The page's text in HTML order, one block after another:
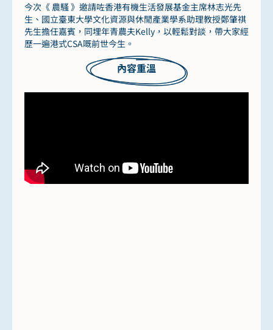
今次《 農騷 》邀請咗香港有機生活發展基金主席林志光先
生、國立臺東大學文化資源與休閒產業學系助理教授鄭肇祺
先生擔任嘉賓，同埋年青農夫Kelly，以輕鬆對談，帶大家經
歷一遍港式CSA嘅前世今生。
內容重溫